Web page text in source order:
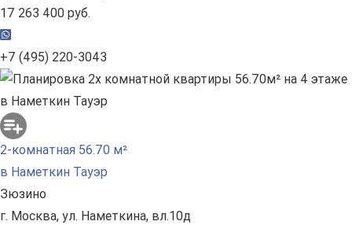
17 263 400 руб.
+7 (495) 220-3043
2-комнатная 56.70 м²
в Наметкин Тауэр
Зюзино
г. Москва, ул. Наметкина, вл.10д